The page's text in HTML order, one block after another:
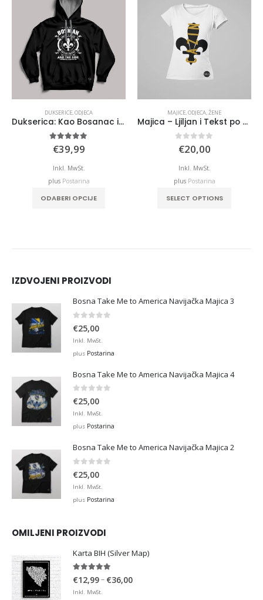
DUKSERICE,ODJECA
Dukserica: Kao Bosanac imam 3 strane
5.00out of 5
€39,99
Inkl. MwSt.
plus Postarina
ODABERI OPCIJE
MAJICE,ODJECA,ŽENE
Majica – Ljiljan i Tekst po Želji
0out of 5
€20,00
Inkl. MwSt.
plus Postarina
SELECT OPTIONS
IZDVOJENI PROIZVODI
Bosna Take Me to America Navijačka Majica 3
0 out of 5
€25,00
Inkl. MwSt.
plus Postarina
Bosna Take Me to America Navijačka Majica 4
0 out of 5
€25,00
Inkl. MwSt.
plus Postarina
Bosna Take Me to America Navijačka Majica 2
€25,00
Inkl. MwSt.
plus Postarina
OMILJENI PROIZVODI
Karta BIH (Silver Map)
4.95out of 5
€12,99– €36,00Price
Inkl. MwSt.